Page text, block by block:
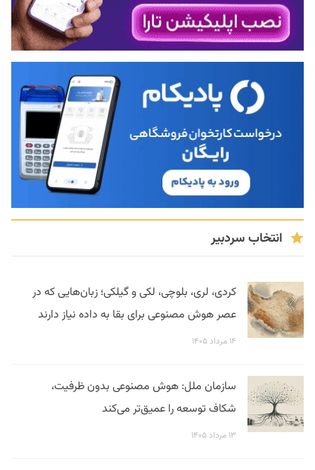
انتخاب سردبیر
کردی، لری، بلوچی، لکی و گیلکی؛ زبان‌هایی که در
عصر هوش مصنوعی برای بقا به داده نیاز دارند
۱۴ مرداد ۱۴۰۵
سازمان ملل: هوش مصنوعی بدون ظرفیت،
شکاف توسعه را عمیق‌تر می‌کند
۱۳ مرداد ۱۴۰۵